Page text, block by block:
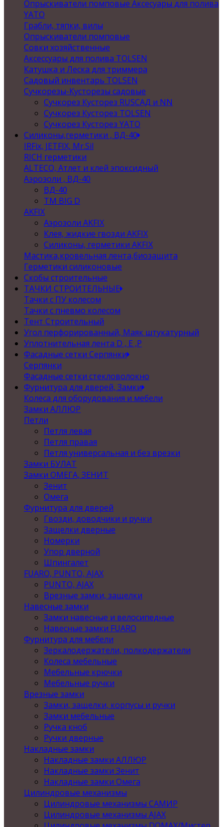
Опрыскиватели помповые Аксесуары для полива
YATO
Грабли, тяпки, вилы
Опрыскиватели помповые
Совки хозяйственные
Аксессуары для полива TOLSEN
Катушка и Леска для триммера
Садовый инвентарь TOLSEN
Сучкорезы-Кусторезы садовые
Сучкорез Кусторез RUSСАД и NN
Сучкорез Кусторез TOLSEN
Сучкорез Кусторез YATO
Силиконы,герметики , ВД-40
IRFix, JETFIX, Mr.Sil
RICH герметики
ALTECO, Атлет и клей эпоксидный
Аэрозоли , ВД-40
ВД-40
TM BIG D
AKFIX
Аэрозоли AKFIX
Клея, жидкие гвозди AKFIX
Силиконы, герметики AKFIX
Мастика,кровельная лента,биозащита
Герметики силиконовые
Скобы строительные
ТАЧКИ СТРОИТЕЛЬНЫЕ
Тачки с ПУ колесом
Тачки с пневмо колесом
Тент Строительный
Угол перфорированный, Маяк штукатурный
Уплотнительная лента D , Е ,P
Фасадные сетки Серпянки
Серпянки
Фасадные сетки стекловолокно
Фурнитура для дверей, Замки
Колеса для оборудования и мебели
Замки АЛЛЮР
Петли
Петля левая
Петля правая
Петля универсальная и без врезки
Замки БУЛАТ
Замки ОМЕГА, ЗЕНИТ
Зенит
Омега
Фурнитура для дверей
Гвозди, доводчики и ручки
Защелки дверные
Номерки
Упор дверной
Шпингалет
FUARO, PUNTO, AJAX
PUNTO, AJAX
Врезные замки, защелки
Навесные замки
Замки навесные и велосипедные
Навесные замки FUARO
Фурнитура для мебели
Зеркалодержатели, полкодержатели
Колеса мебельные
Мебельные крючки
Мебельные ручки
Врезные замки
Замки, защелки, корпусы и ручки
Замки мебельные
Ручка кноб
Ручки дверные
Накладные замки
Накладные замки АЛЛЮР
Накладные замки Зенит
Накладные замки Омега
Цилиндровые механизмы
Цилиндровые механизмы САМИР
Цилиндровые механизмы AJAX